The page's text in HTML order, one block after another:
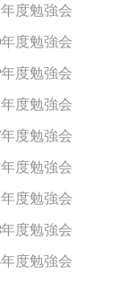
度勉強会
度勉強会
度勉強会
度勉強会
度勉強会
度勉強会
度勉強会
度勉強会
度勉強会